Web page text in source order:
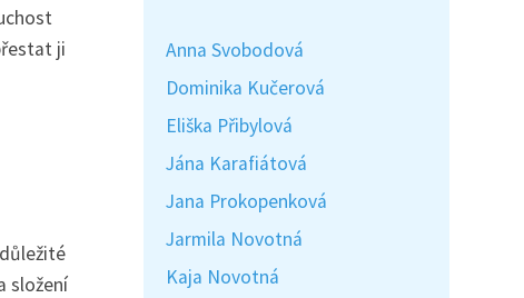
ji
složení
Anna Svobodová
Dominika Kučerová
Eliška Přibylová
Jána Karafiátová
Jana Prokopenková
Jarmila Novotná
Kaja Novotná